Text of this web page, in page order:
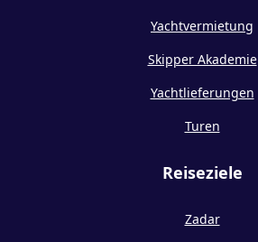
Yachtvermietung
Skipper Akademie
Yachtlieferungen
Turen
Reiseziele
Zadar